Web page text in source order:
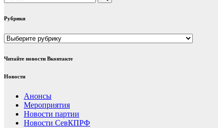
Рубрики
Рубрики
Читайте новости Вконтакте
Новости
Анонсы
Мероприятия
Новости партии
Новости СевКПРФ